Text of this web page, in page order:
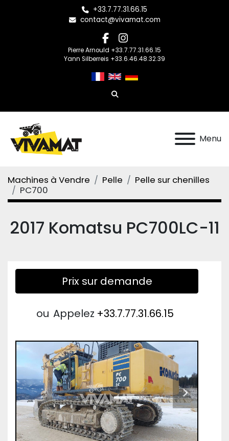
+33.7.77.31.66.15
contact@vivamat.com
facebook
instagram
Pierre Arnould +33.7.77.31.66.15
Yann Silberreis +33.6.46.48.32.39
Rechercher
Menu
Machines à Vendre Pelle
Pelle sur chenilles
PC700
2017 Komatsu PC700LC-11
Prix sur demande
ou Appelez +33.7.77.31.66.15